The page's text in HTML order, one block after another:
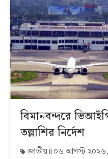
বিমানবন্দরে
তল্লাশির নির্দেশ
জাতীয় ০৬ আগস্ট